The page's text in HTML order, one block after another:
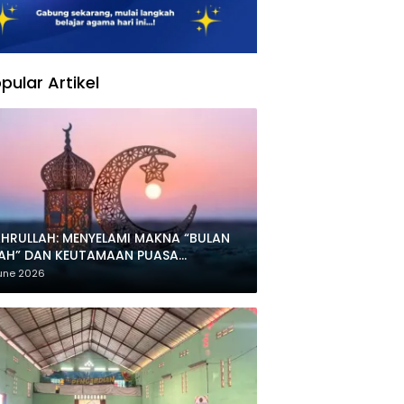
Artikel
MENYELAMI MAKNA “BULAN
DAN KEUTAMAAN PUASA
2026